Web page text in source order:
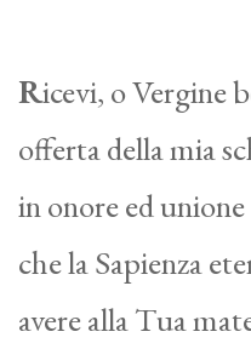
Ricevi, o Vergine
offerta della mia
in onore ed
che la Sapienza
avere alla Tua